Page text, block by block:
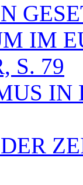
IM
S. 79
IN